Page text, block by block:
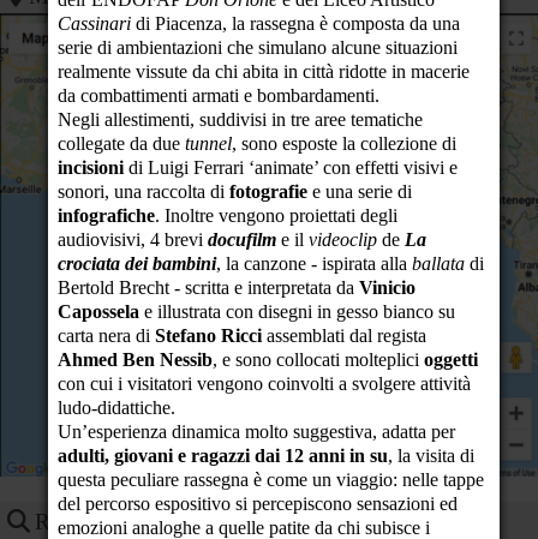
17
18
21
22
23
Aiutiamo la Palestina a Resistere
Chiostro Comunale - Gioia del Colle (BA)
Ricerca eventi
Cassinari di Piacenza, la rassegna è composta da una
serie di ambientazioni che simulano alcune situazioni
realmente vissute da chi abita in città ridotte in macerie
da combattimenti armati e bombardamenti.
Negli allestimenti, suddivisi in tre aree tematiche
collegate da duetunnel, sono esposte la collezione di
incisionidi Luigi Ferrari ‘animate’ con effetti visivi e
sonori, una raccolta difotografie e una serie di
infografiche. Inoltre vengono proiettati degli
audiovisivi, 4 brevi docufilm e ilvideoclip de La
crociata dei bambini, la canzone - ispirata allaballata di
Bertold Brecht - scritta e interpretata daVinicio
Capossela e illustrata con disegni in gesso bianco su
carta nera diStefano Ricciassemblati dal regista
Ahmed Ben Nessib, e sono collocati molteplicioggetti
con cui i visitatori vengono coinvolti a svolgere attività
ludo-didattiche.
Un’esperienza dinamica molto suggestiva, adatta per
adulti, giovani e ragazzi dai 12 anni in su, la visita di
questa peculiare rassegna è come un viaggio: nelle tappe
del percorso espositivo si percepiscono sensazioni ed
emozioni analoghe a quelle patite da chi subisce i